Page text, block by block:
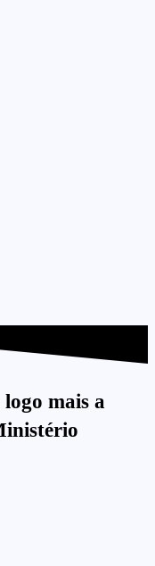
mais a